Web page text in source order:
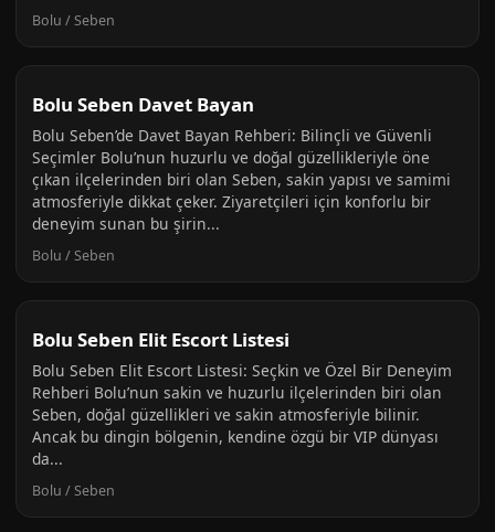
Bolu / Seben
Bolu Seben Davet Bayan
Bolu Seben’de Davet Bayan Rehberi: Bilinçli ve Güvenli
Seçimler Bolu’nun huzurlu ve doğal güzellikleriyle öne
çıkan ilçelerinden biri olan Seben, sakin yapısı ve samimi
atmosferiyle dikkat çeker. Ziyaretçileri için konforlu bir
deneyim sunan bu şirin...
Bolu / Seben
Bolu Seben Elit Escort Listesi
Bolu Seben Elit Escort Listesi: Seçkin ve Özel Bir Deneyim
Rehberi Bolu’nun sakin ve huzurlu ilçelerinden biri olan
Seben, doğal güzellikleri ve sakin atmosferiyle bilinir.
Ancak bu dingin bölgenin, kendine özgü bir VIP dünyası
da...
Bolu / Seben